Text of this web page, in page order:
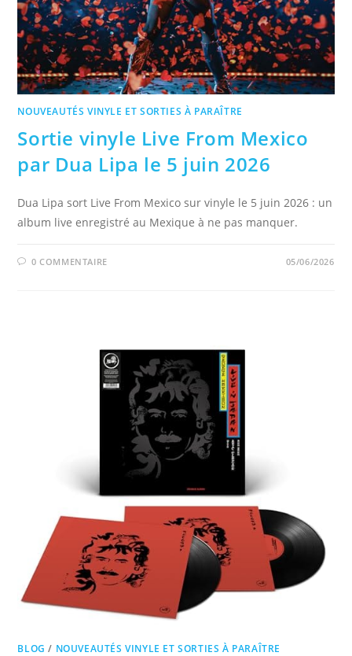
NOUVEAUTÉS VINYLE ET SORTIES À PARAÎTRE
Sortie vinyle Live From Mexico
par Dua Lipa le 5 juin 2026
Dua Lipa sort Live From Mexico sur vinyle le 5 juin 2026 : un
album live enregistré au Mexique à ne pas manquer.
0 COMMENTAIRE 05/06/2026
BLOG / NOUVEAUTÉS VINYLE ET SORTIES À PARAÎTRE